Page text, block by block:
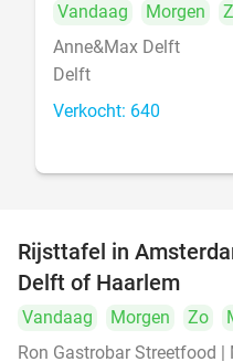
Vandaag
Morgen
Anne&Max Delft
Delft
Verkocht: 640
Rijsttafel in
Delft of Haarlem
Vandaag Morgen Zo
Ron Gastrobar Streetfood |